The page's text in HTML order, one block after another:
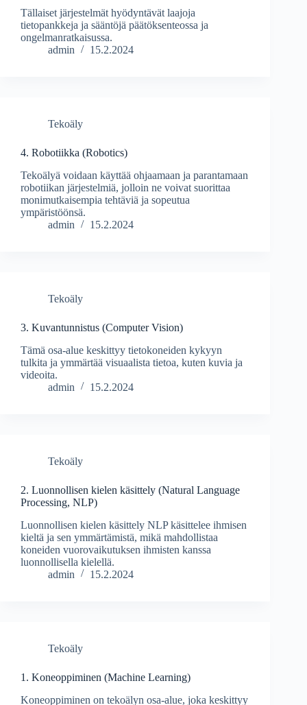
Tällaiset järjestelmät hyödyntävät laajoja
tietopankkeja ja sääntöjä päätöksenteossa ja
ongelmanratkaisussa.
admin
15.2.2024
Tekoäly
4. Robotiikka (Robotics)
Tekoälyä voidaan käyttää ohjaamaan ja parantamaan
robotiikan järjestelmiä, jolloin ne voivat suorittaa
monimutkaisempia tehtäviä ja sopeutua
ympäristöönsä.
admin
15.2.2024
Tekoäly
3. Kuvantunnistus (Computer Vision)
Tämä osa-alue keskittyy tietokoneiden kykyyn
tulkita ja ymmärtää visuaalista tietoa, kuten kuvia ja
videoita.
admin
15.2.2024
Tekoäly
2. Luonnollisen kielen käsittely (Natural Language
Processing, NLP)
Luonnollisen kielen käsittely NLP käsittelee ihmisen
kieltä ja sen ymmärtämistä, mikä mahdollistaa
koneiden vuorovaikutuksen ihmisten kanssa
luonnollisella kielellä.
admin
15.2.2024
Tekoäly
1. Koneoppiminen (Machine Learning)
Koneoppiminen on tekoälyn osa-alue, joka keskittyy